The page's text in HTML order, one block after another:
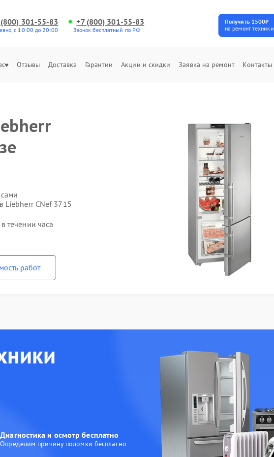
301-55-83
с 10:00 до 20:00
+7 (800) 301-55-83
Звонок бесплатный по РФ
Получить 1500₽
на ремонт техники
Отзывы Доставка Гарантии Акции и скидки Заявка на ремонт Контакты
Liebherr CNef 3715
течении часа
работ
Диагностика и осмотр бесплатно
Определим причину поломки бесплатно